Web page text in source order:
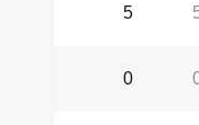
5
0